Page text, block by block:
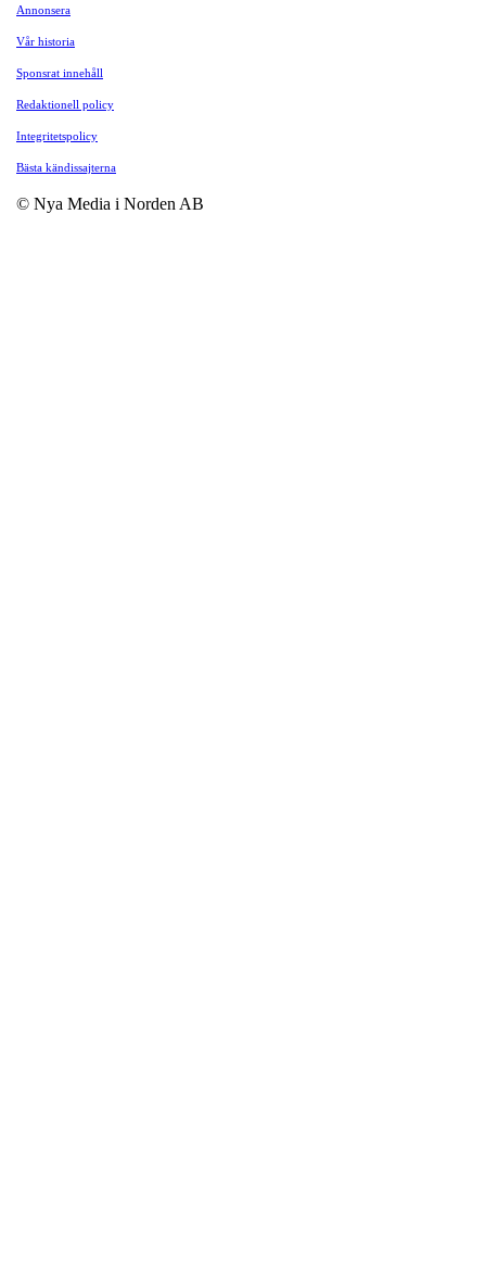
Annonsera
Vår historia
Sponsrat innehåll
Redaktionell policy
Integritetspolicy
Bästa kändissajterna
© Nya Media i Norden AB